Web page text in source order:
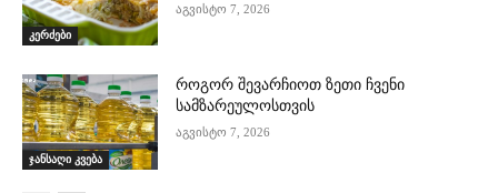
კერძები
აგვისტო 7, 2026
ჯანსაღი კვება
როგორ შევარჩიოთ ზეთი ჩვენი
სამზარეულოსთვის
აგვისტო 7, 2026